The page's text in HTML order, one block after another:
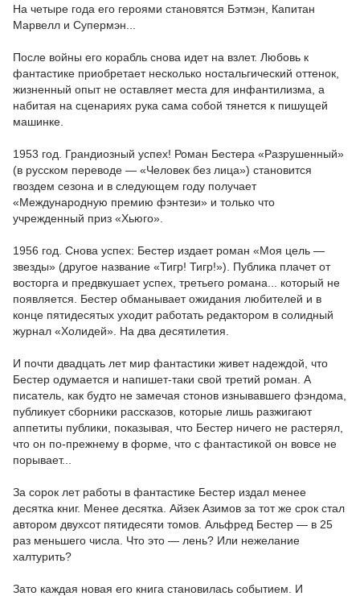
На четыре года его героями становятся Бэтмэн, Капитан
Марвелл и Супермэн...
После войны его корабль снова идет на взлет. Любовь к
фантастике приобретает несколько ностальгический оттенок,
жизненный опыт не оставляет места для инфантилизма, а
набитая на сценариях рука сама собой тянется к пишущей
машинке.
1953 год. Грандиозный успех! Роман Бестера «Разрушенный»
(в русском переводе — «Человек без лица») становится
гвоздем сезона и в следующем году получает
«Международную премию фэнтези» и только что
учрежденный приз «Хьюго».
1956 год. Снова успех: Бестер издает роман «Моя цель —
звезды» (другое название «Тигр! Тигр!»). Публика плачет от
восторга и предвкушает успех, третьего романа... который не
появляется. Бестер обманывает ожидания любителей и в
конце пятидесятых уходит работать редактором в солидный
журнал «Холидей». На два десятилетия.
И почти двадцать лет мир фантастики живет надеждой, что
Бестер одумается и напишет-таки свой третий роман. А
писатель, как будто не замечая стонов изнывавшего фэндома,
публикует сборники рассказов, которые лишь разжигают
аппетиты публики, показывая, что Бестер ничего не растерял,
что он по-прежнему в форме, что с фантастикой он вовсе не
порывает...
За сорок лет работы в фантастике Бестер издал менее
десятка книг. Менее десятка. Айзек Азимов за тот же срок стал
автором двухсот пятидесяти томов. Альфред Бестер — в 25
раз меньшего числа. Что это — лень? Или нежелание
халтурить?
Зато каждая новая его книга становилась событием. И